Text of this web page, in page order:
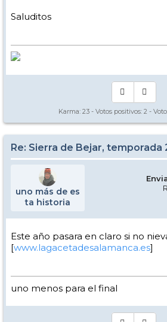
Saluditos
Karma: 23 - Votos positivos: 2 -
Re: Sierra de Bejar, temporada
uno más de es
ta historia
Este año pasara en claro si no
[www.lagacetadesalamanca.es]
uno menos para el final